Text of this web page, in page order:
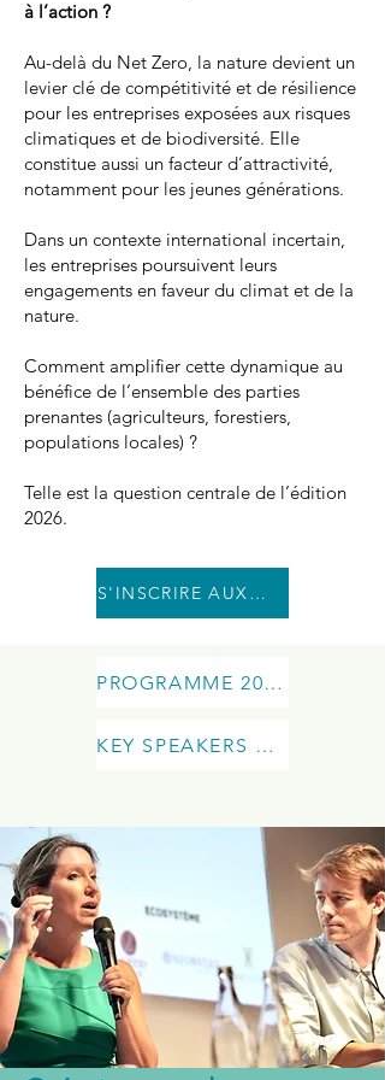
à l’action ?
Au-delà du Net Zero, la nature devient un
levier clé de compétitivité et de résilience
pour les entreprises exposées aux risques
climatiques et de biodiversité. Elle
constitue aussi un facteur d’attractivité,
notamment pour les jeunes générations.
Dans un contexte international incertain,
les entreprises poursuivent leurs
engagements en faveur du climat et de la
nature.
Comment amplifier cette dynamique au
bénéfice de l’ensemble des parties
prenantes (agriculteurs, forestiers,
populations locales) ?
Telle est la question centrale de l’édition
2026.
S'INSCRIRE AUX REPLAYS
PROGRAMME 2026
KEY SPEAKERS 2026